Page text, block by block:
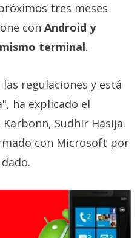
tres meses
con Android y
terminal.
regulaciones y está
ha explicado el
Sudhir Hasija.
con Microsoft por